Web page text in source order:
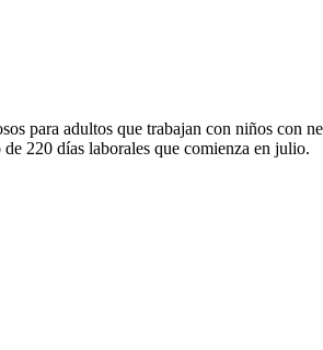
para adultos que trabajan con niños con
220 días laborales que comienza en julio.